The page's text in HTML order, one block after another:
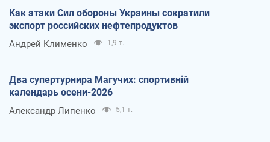
Как атаки Сил обороны Украины сократили
экспорт российских нефтепродуктов
Андрей Клименко 1,9 т.
Два супертурнира Магучих: спортивній
календарь осени-2026
Александр Липенко 5,1 т.